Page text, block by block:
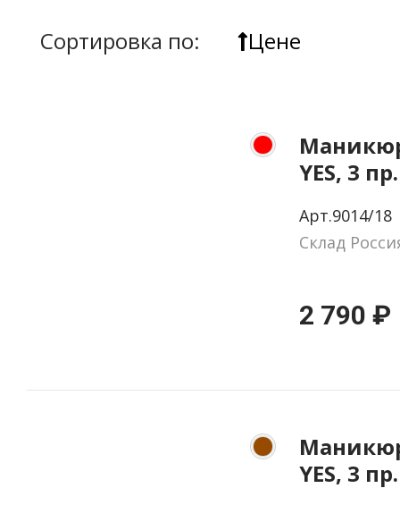
Сортировка по: Цене
YES, 3
цвет
Арт.9014/18
Склад
2 790 ₽
YES, 3